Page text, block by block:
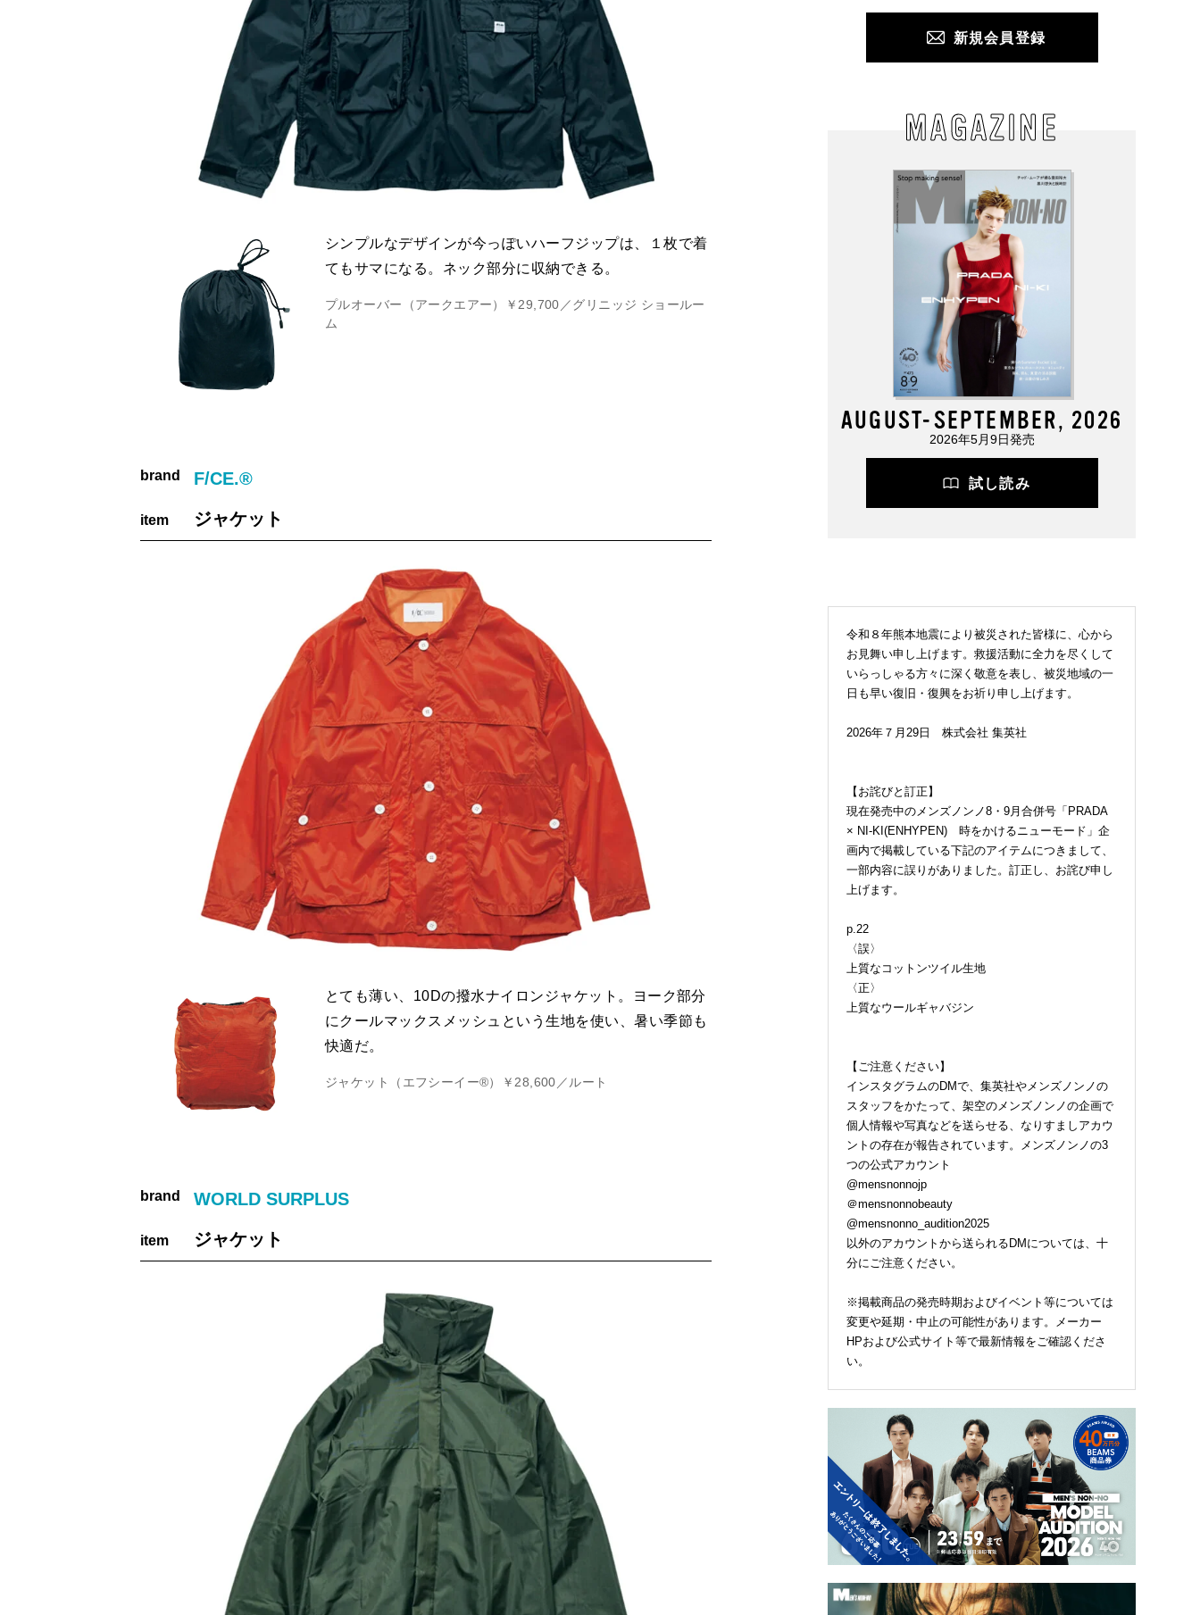
シンプルなデザインが今っぽいハーフジップは、１枚で着
てもサマになる。ネック部分に収納できる。
プルオーバー（アークエアー）￥29,700／グリニッジ ショールー
ム
brand F/CE.®
item ジャケット
とても薄い、10Dの撥水ナイロンジャケット。ヨーク部分
にクールマックスメッシュという生地を使い、暑い季節も
快適だ。
ジャケット（エフシーイー®）￥28,600／ルート
brand WORLD SURPLUS
item ジャケット
新規会員登録
MAGAZINE
AUGUST-SEPTEMBER, 2026
2026年5月9日発売
試し読み
令和８年熊本地震により被災された皆様に、心から
お見舞い申し上げます。救援活動に全力を尽くして
いらっしゃる方々に深く敬意を表し、被災地域の一
日も早い復旧・復興をお祈り申し上げます。
2026年７月29日 株式会社 集英社
【お詫びと訂正】
現在発売中のメンズノンノ8・9月合併号「PRADA
× NI-KI(ENHYPEN) 時をかけるニューモード」企
画内で掲載している下記のアイテムにつきまして、
一部内容に誤りがありました。訂正し、お詫び申し
上げます。
p.22
〈誤〉
上質なコットンツイル生地
〈正〉
上質なウールギャバジン
【ご注意ください】
インスタグラムのDMで、集英社やメンズノンノの
スタッフをかたって、架空のメンズノンノの企画で
個人情報や写真などを送らせる、なりすましアカウ
ントの存在が報告されています。メンズノンノの3
つの公式アカウント
@mensnonnojp
＠mensnonnobeauty
@mensnonno_audition2025
以外のアカウントから送られるDMについては、十
分にご注意ください。
※掲載商品の発売時期およびイベント等については
変更や延期・中止の可能性があります。メーカー
HPおよび公式サイト等で最新情報をご確認くださ
い。